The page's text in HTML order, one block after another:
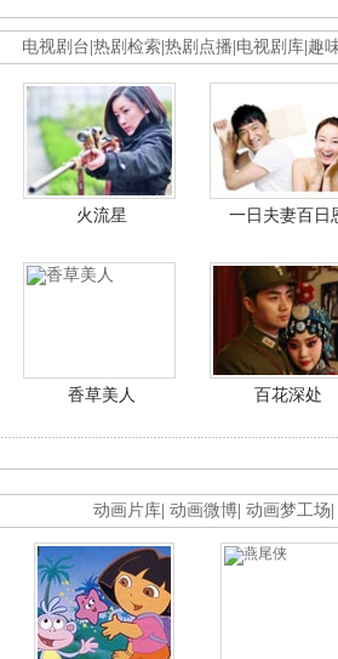
电视剧台 热剧检索 热剧点播 电视剧库 趣
火流星 一日夫妻百日
香草美人 百花深处
动画片库 动画微博 动画梦工场